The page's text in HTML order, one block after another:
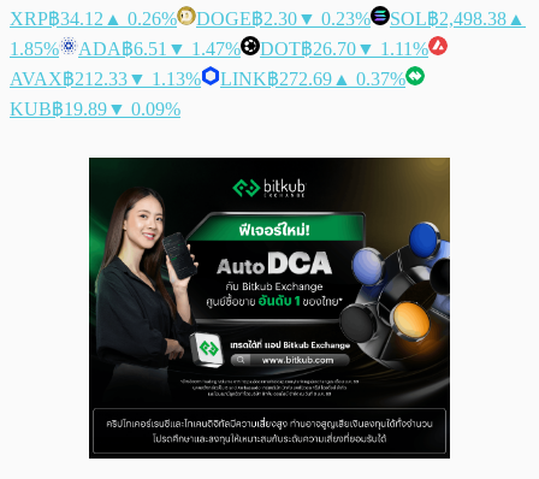
XRP฿34.12 ▲ 0.26% DOGE฿2.30▼ 0.23% SOL฿2,498.38 ▲
1.85%
ADA฿6.51 ▼ 1.47% DOT฿26.70▼ 1.11%
AVAX฿212.33▼ 1.13% LINK฿272.69 ▲ 0.37%
KUB฿19.89▼ 0.09%